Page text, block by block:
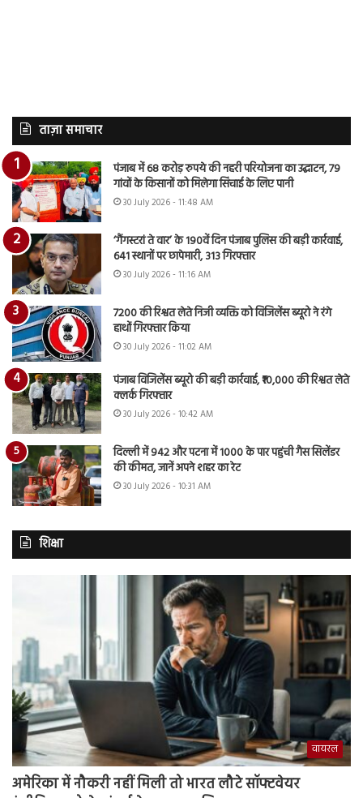
ताज़ा समाचार
पंजाब में 68 करोड़ रुपये की नहरी परियोजना का उद्घाटन, 79
गांवों के किसानों को मिलेगा सिंचाई के लिए पानी
30 July 2026 - 11:48 AM
‘गैंगस्टरां ते वार’ के 190वें दिन पंजाब पुलिस की बड़ी कार्रवाई,
641 स्थानों पर छापेमारी, 313 गिरफ्तार
30 July 2026 - 11:16 AM
7200 की रिश्वत लेते निजी व्यक्ति को विजिलेंस ब्यूरो ने रंगे
हाथों गिरफ्तार किया
30 July 2026 - 11:02 AM
पंजाब विजिलेंस ब्यूरो की बड़ी कार्रवाई, ₹10,000 की रिश्वत लेते
क्लर्क गिरफ्तार
30 July 2026 - 10:42 AM
दिल्ली में 942 और पटना में 1000 के पार पहुंची गैस सिलेंडर
की कीमत, जानें अपने शहर का रेट
30 July 2026 - 10:31 AM
शिक्षा
वायरल
अमेरिका में नौकरी नहीं मिली तो भारत लौटे सॉफ्टवेयर